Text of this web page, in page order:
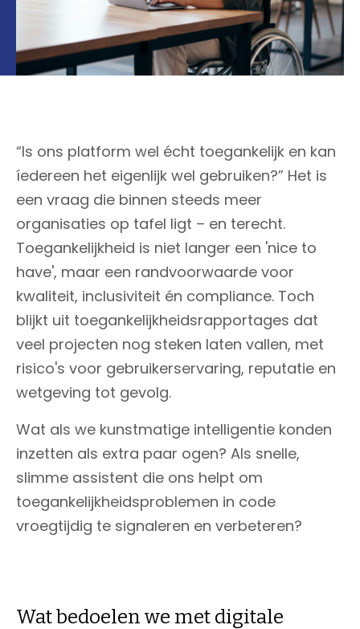
“Is ons platform wel écht toegankelijk en kan
íedereen het eigenlijk wel gebruiken?” Het is
een vraag die binnen steeds meer
organisaties op tafel ligt – en terecht.
Toegankelijkheid is niet langer een 'nice to
have', maar een randvoorwaarde voor
kwaliteit, inclusiviteit én compliance. Toch
blijkt uit toegankelijkheidsrapportages dat
veel projecten nog steken laten vallen, met
risico's voor gebruikerservaring, reputatie en
wetgeving tot gevolg.
Wat als we kunstmatige intelligentie konden
inzetten als extra paar ogen? Als snelle,
slimme assistent die ons helpt om
toegankelijkheidsproblemen in code
vroegtijdig te signaleren en verbeteren?
Wat bedoelen we met digitale